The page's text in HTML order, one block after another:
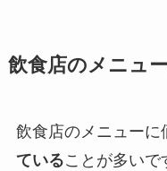
飲食店のメニュ
飲食店のメニューに
ていることが多いで